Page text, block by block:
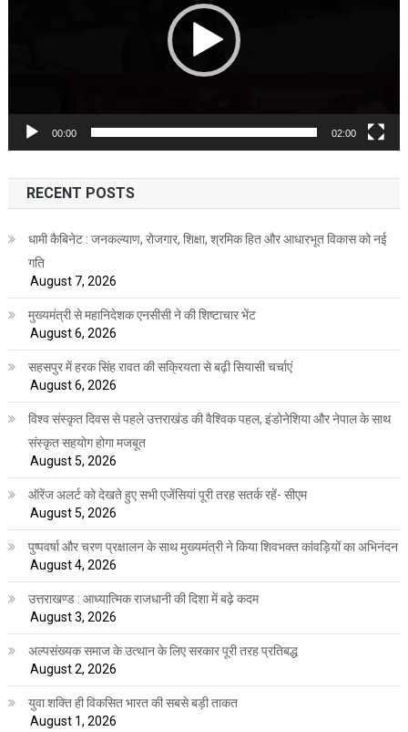
00:00 02:00
RECENT POSTS
धामी कैबिनेट : जनकल्याण, रोजगार, शिक्षा, श्रमिक हित और आधारभूत विकास को नई
गति
August 7, 2026
मुख्यमंत्री से महानिदेशक एनसीसी ने की शिष्टाचार भेंट
August 6, 2026
सहसपुर में हरक सिंह रावत की सक्रियता से बढ़ी सियासी चर्चाएं
August 6, 2026
विश्व संस्कृत दिवस से पहले उत्तराखंड की वैश्विक पहल, इंडोनेशिया और नेपाल के साथ
संस्कृत सहयोग होगा मजबूत
August 5, 2026
ऑरेंज अलर्ट को देखते हुए सभी एजेंसियां पूरी तरह सतर्क रहें- सीएम
August 5, 2026
पुष्पवर्षा और चरण प्रक्षालन के साथ मुख्यमंत्री ने किया शिवभक्त कांवड़ियों का अभिनंदन
August 4, 2026
उत्तराखण्ड : आध्यात्मिक राजधानी की दिशा में बढ़े कदम
August 3, 2026
अल्पसंख्यक समाज के उत्थान के लिए सरकार पूरी तरह प्रतिबद्ध
August 2, 2026
युवा शक्ति ही विकसित भारत की सबसे बड़ी ताकत
August 1, 2026